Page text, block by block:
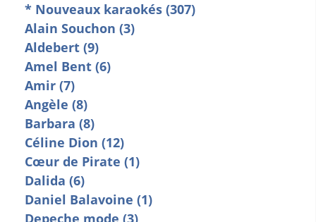
* Nouveaux karaokés (307)
Alain Souchon (3)
Aldebert (9)
Amel Bent (6)
Amir (7)
Angèle (8)
Barbara (8)
Céline Dion (12)
Cœur de Pirate (1)
Dalida (6)
Daniel Balavoine (1)